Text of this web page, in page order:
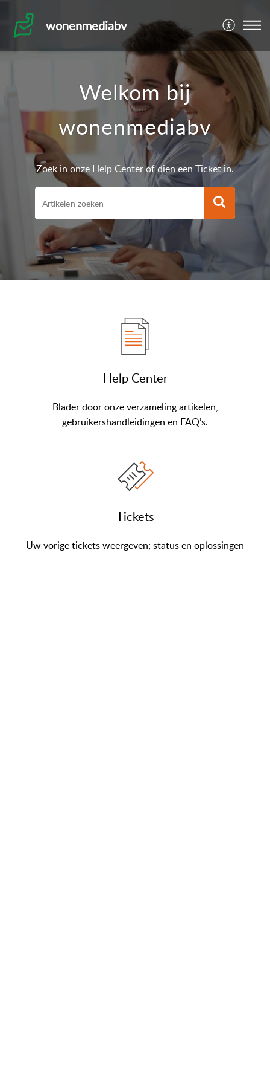
wonenmediabv
Welkom bij
wonenmediabv
Zoek in onze Help Center of dien een Ticket in.
Help Center
Blader door onze verzameling artikelen,
gebruikershandleidingen en FAQ’s.
Tickets
Uw vorige tickets weergeven; status en oplossingen